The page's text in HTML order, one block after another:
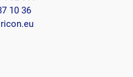
10 36